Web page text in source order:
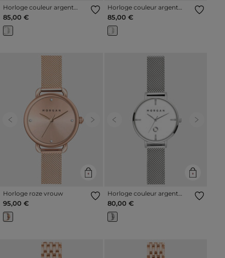
Horloge couleur argent
vrouw
85,00 €
Horloge couleur argent
vrouw
85,00 €
Previous Next
Horloge roze vrouw
95,00 €
Previous Next
Horloge couleur argent
vrouw
80,00 €